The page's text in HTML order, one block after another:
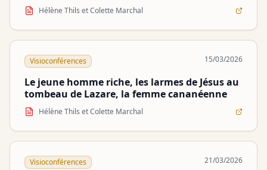
Hélène Thils et Colette Marchal
Visioconférences 15/03/2026
Le jeune homme riche, les larmes de Jésus au
tombeau de Lazare, la femme cananéenne
Hélène Thils et Colette Marchal
Visioconférences 21/03/2026